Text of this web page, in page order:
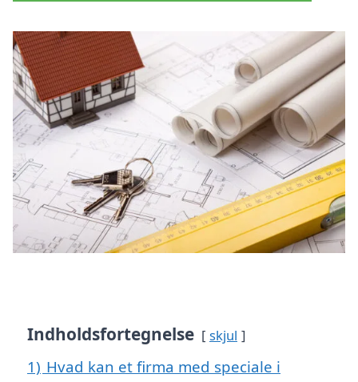
Indholdsfortegnelse skjul
1) Hvad kan et firma med speciale i